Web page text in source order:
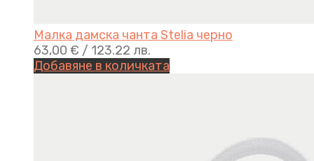
Малка дамска чанта Stelia черно
63,00 € / 123.22 лв.
Добавяне в количката